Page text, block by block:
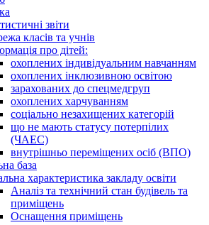
звіти
класів та учнів
про дітей:
охоплених індивідуальним навчанням
охоплених інклюзивною освітою
зарахованих до спецмедгруп
охоплених харчуванням
соціально незахищених категорій
що не мають статусу потерпілих
(ЧАЕС)
внутрішньо переміщених осіб (ВПО)
база
характеристика закладу освіти
Аналіз та технічний стан будівель та
приміщень
Оснащення приміщень